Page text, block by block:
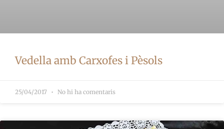
Vedella amb Carxofes i Pèsols
25/04/2017 No hi ha comentaris